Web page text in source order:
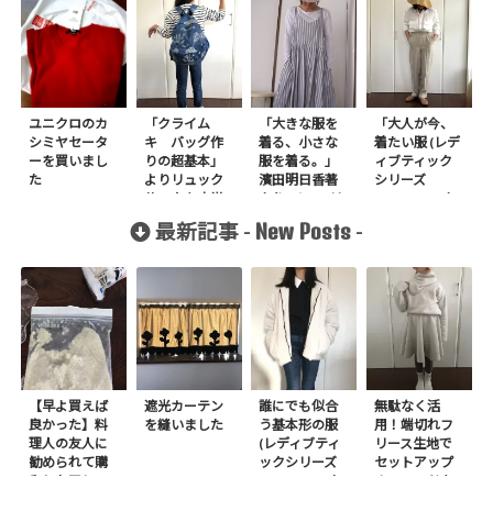
ユニクロのカ
シミヤセータ
ーを買いまし
た
「クライム
キ バッグ作
りの超基本」
よりリュック
サックを小学
生の娘に作り
ました
「大きな服を
着る、小さな
服を着る。」
濱田明日香著
よりJノースリ
を作りまし
「大人が今、
着たい服 (レデ
ィブティック
シリーズ
no.3342)」よ
した
最新記事 - New Posts -
【早よ買えば
良かった】料
理人の友人に
勧められて購
入したアレ
遮光カーテン
を縫いました
誰にでも似合
う基本形の服
(レディブティ
ックシリーズ
no.8272) か
無駄なく活
用！端切れフ
リース生地で
セットアップ
＋スヌードを1